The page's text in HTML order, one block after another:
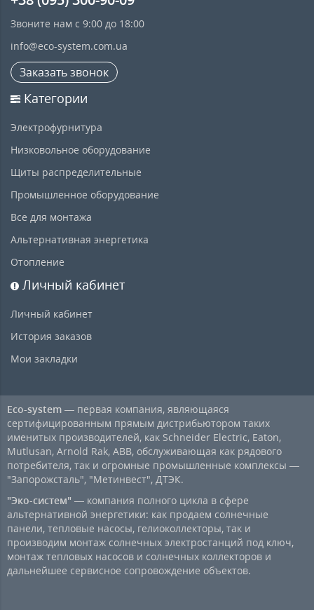
Звоните нам с 9:00 до 18:00
info@eco-system.com.ua
Заказать звонок
Категории
Электрофурнитура
Низковольное оборудование
Щиты распределительные
Промышленное оборудование
Все для монтажа
Альтернативная энергетика
Отопление
Личный кабинет
Личный кабинет
История заказов
Мои закладки
Eco-system — первая компания, являющаяся
сертифицированным прямым дистрибьютором таких
именитых производителей, как Schneider Electric, Eaton,
Mutlusan, Arnold Rak, ABB, обслуживающая как рядового
потребителя, так и огромные промышленные комплексы —
"Запорожсталь", "Метинвест", ДТЭК.
"Эко-систем" — компания полного цикла в сфере
альтернативной энергетики: как продаем солнечные
панели, тепловые насосы, гелиоколлекторы, так и
производим монтаж солнечных электростанций под ключ,
монтаж тепловых насосов и солнечных коллекторов и
дальнейшее сервисное сопровождение объектов.